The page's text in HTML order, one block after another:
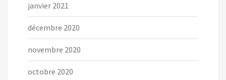
janvier 2021
décembre 2020
novembre 2020
octobre 2020